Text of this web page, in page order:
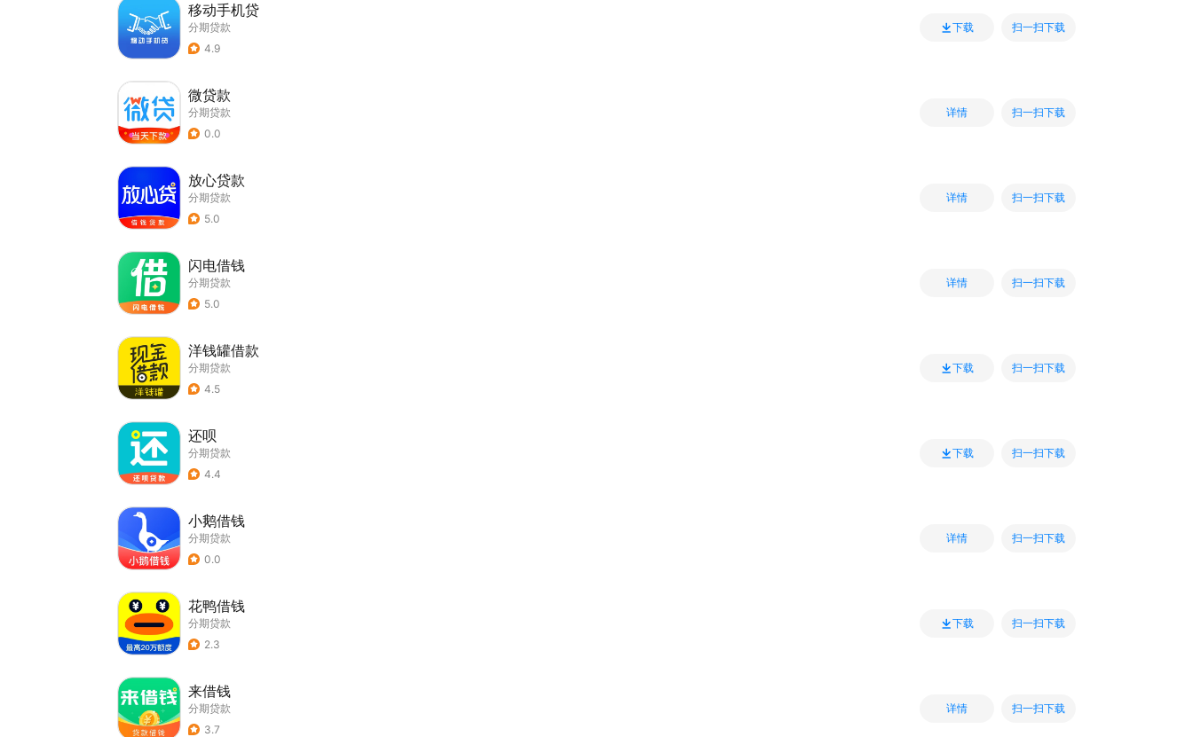
移动手机贷
分期贷款
4.9
下载 扫一扫下载
微贷款
分期贷款
0.0
详情 扫一扫下载
放心贷款
分期贷款
5.0
详情 扫一扫下载
闪电借钱
分期贷款
5.0
详情 扫一扫下载
洋钱罐借款
分期贷款
4.5
下载 扫一扫下载
还呗
分期贷款
4.4
下载 扫一扫下载
小鹅借钱
分期贷款
0.0
详情 扫一扫下载
花鸭借钱
分期贷款
2.3
下载 扫一扫下载
来借钱
分期贷款
3.7
详情 扫一扫下载